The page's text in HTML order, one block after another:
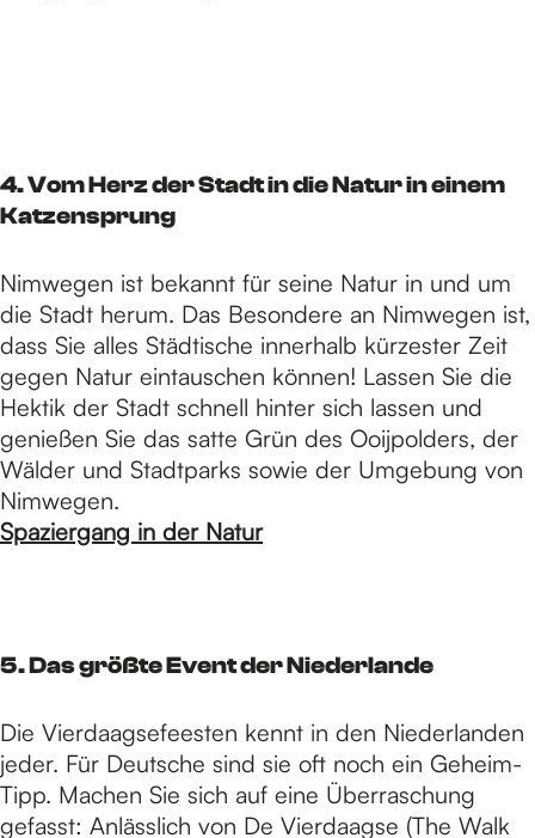
4. Vom Herz der Stadt in die Natur in einem
Katzensprung
Nimwegen ist bekannt für seine Natur in und um
die Stadt herum. Das Besondere an Nimwegen ist,
dass Sie alles Städtische innerhalb kürzester Zeit
gegen Natur eintauschen können! Lassen Sie die
Hektik der Stadt schnell hinter sich lassen und
genießen Sie das satte Grün des Ooijpolders, der
Wälder und Stadtparks sowie der Umgebung von
Nimwegen.
Spaziergang in der Natur
5. Das größte Event der Niederlande
Die Vierdaagsefeesten kennt in den Niederlanden
jeder. Für Deutsche sind sie oft noch ein Geheim-
Tipp. Machen Sie sich auf eine Überraschung
gefasst: Anlässlich von De Vierdaagse (The Walk